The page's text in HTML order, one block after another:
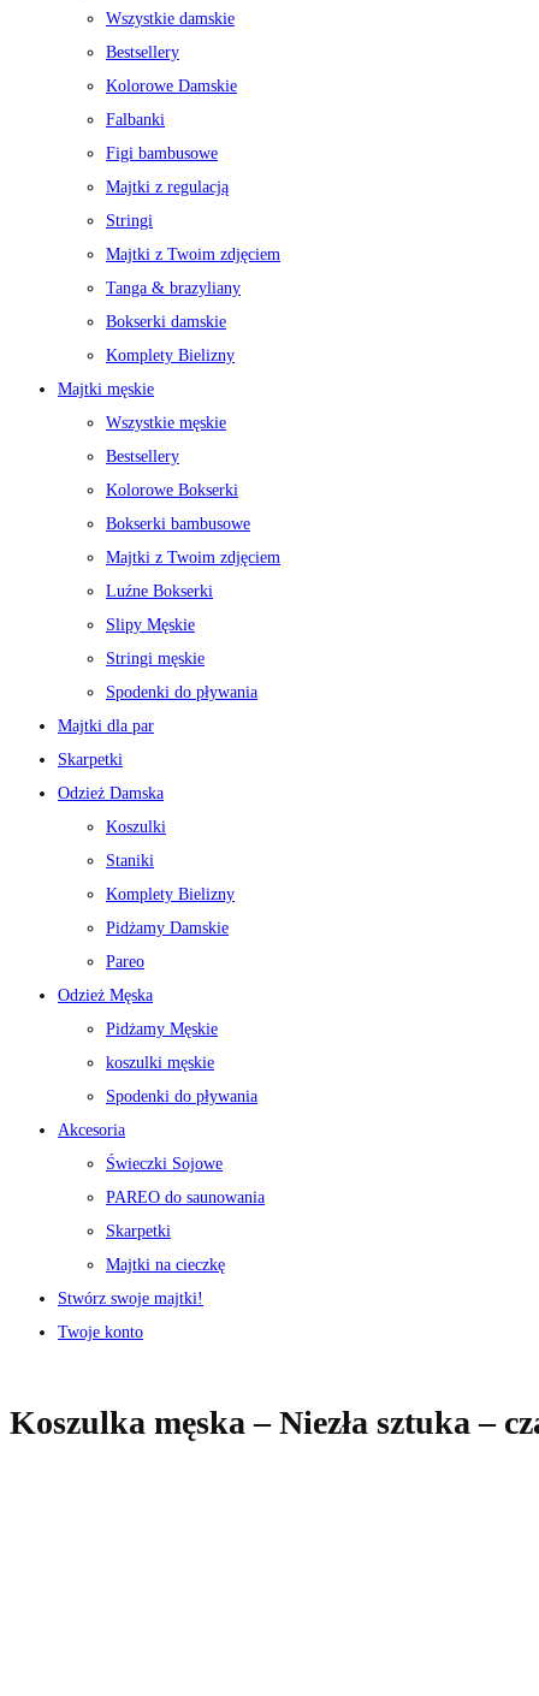
Wszystkie damskie
Bestsellery
Kolorowe Damskie
Falbanki
Figi bambusowe
Majtki z regulacją
Stringi
Majtki z Twoim zdjęciem
Tanga & brazyliany
Bokserki damskie
Komplety Bielizny
Majtki męskie
Wszystkie męskie
Bestsellery
Kolorowe Bokserki
Bokserki bambusowe
Majtki z Twoim zdjęciem
Luźne Bokserki
Slipy Męskie
Stringi męskie
Spodenki do pływania
Majtki dla par
Skarpetki
Odzież Damska
Koszulki
Staniki
Komplety Bielizny
Pidżamy Damskie
Pareo
Odzież Męska
Pidżamy Męskie
koszulki męskie
Spodenki do pływania
Akcesoria
Świeczki Sojowe
PAREO do saunowania
Skarpetki
Majtki na cieczkę
Stwórz swoje majtki!
Twoje konto
Koszulka męska – Niezła sztuka –